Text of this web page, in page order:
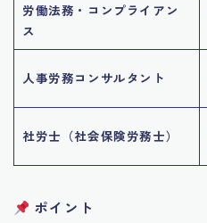
労働法務・コンプライアン
ス
人事労務コンサルタント
社労士（社会保険労務士）
ポイント